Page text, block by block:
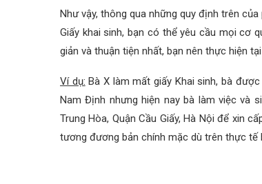
Như vậy, thông qua những quy định trên
Giấy khai sinh, bạn có thể yêu cầu mọi cơ
giản và thuận tiện nhất, bạn nên thực hiện
Ví dụ: Bà X làm mất giấy Khai sinh, bà
Nam Định nhưng hiện nay bà làm việc và
Trung Hòa, Quận Cầu Giấy, Hà Nội để xin
tương đương bản chính mặc dù trên thực tế